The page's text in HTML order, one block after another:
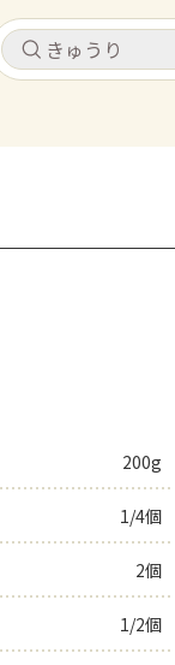
よくあるお問い合わせ
買い物
200g
1/4個
2個
1/2個